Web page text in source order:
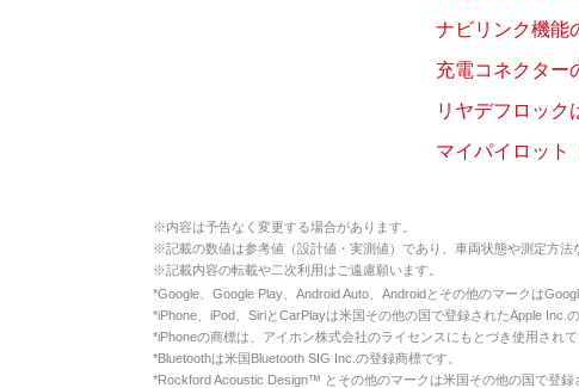
ナビリンク機能
充電コネクター
リヤデフロック
マイパイロット
※内容は予告なく変更する場合があります。
※記載の数値は参考値（設計値・実測値）であり、車両状態や測定方法
※記載内容の転載や二次利用はご遠慮願います。
*Google、Google Play、Android Auto、Androidとその他のマークは
*iPhone、iPod、SiriとCarPlayは米国その他の国で登録されたApple Inc.の
*iPhoneの商標は、アイホン株式会社のライセンスにもとづき使用されて
*Bluetoothは米国Bluetooth SIG Inc.の登録商標です。
*Rockford Acoustic Design™ とその他のマークは米国その他の国で登録